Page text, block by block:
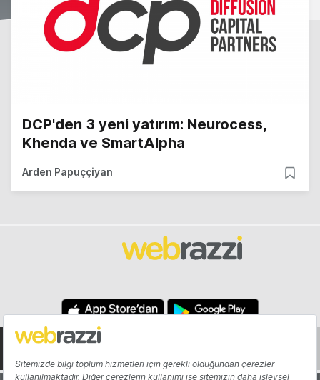
DCP'den 3 yeni yatırım: Neurocess,
Khenda ve SmartAlpha
Arden Papuççiyan